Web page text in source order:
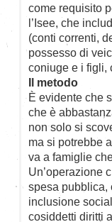
come requisito
l’Isee, che
(conti correnti,
possesso di
coniuge e i figli,
Il metodo
È evidente che
che è
non solo si
ma si potrebbe
va a famiglie
Un’operazione
spesa pubblica,
inclusione
cosiddetti diritti